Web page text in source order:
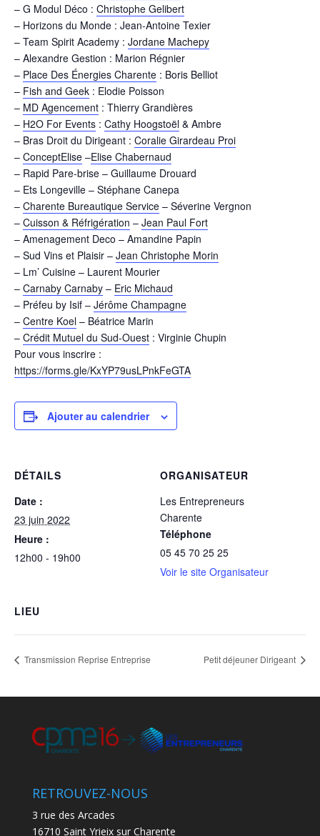
– G Modul Déco : Christophe Gelibert
– Horizons du Monde : Jean-Antoine Texier
– Team Spirit Academy : Jordane Machepy
– Alexandre Gestion : Marion Régnier
– Place Des Énergies Charente : Boris Belliot
– Fish and Geek : Elodie Poisson
– MD Agencement : Thierry Grandières
– H2O For Events : Cathy Hoogstoël & Ambre
– Bras Droit du Dirigeant : Coralie Girardeau Proi
– ConceptElise –Elise Chabernaud
– Rapid Pare-brise – Guillaume Drouard
– Ets Longeville – Stéphane Canepa
– Charente Bureautique Service – Séverine Vergnon
– Cuisson & Réfrigération – Jean Paul Fort
– Amenagement Deco – Amandine Papin
– Sud Vins et Plaisir – Jean Christophe Morin
– Lm’ Cuisine – Laurent Mourier
– Carnaby Carnaby – Eric Michaud
– Préfeu by Isif – Jérôme Champagne
– Centre Koel – Béatrice Marin
– Crédit Mutuel du Sud-Ouest : Virginie Chupin
Pour vous inscrire :
https://forms.gle/KxYP79usLPnkFeGTA
Ajouter au calendrier
DÉTAILS
Date :
23 juin 2022
Heure :
12h00 - 19h00
ORGANISATEUR
Les Entrepreneurs
Charente
Téléphone
05 45 70 25 25
Voir le site Organisateur
LIEU
Transmission Reprise Entreprise Petit déjeuner Dirigeant
RETROUVEZ-NOUS
3 rue des Arcades
16710 Saint Yrieix sur Charente